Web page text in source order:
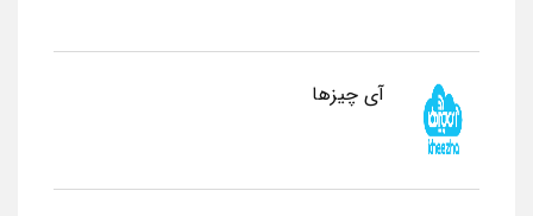
آی چیزها